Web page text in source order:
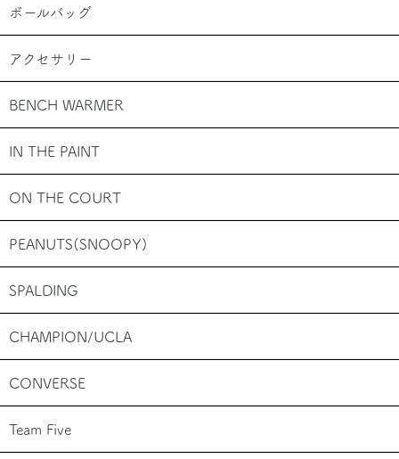
ボールバッグ
アクセサリー
BENCH WARMER
IN THE PAINT
ON THE COURT
PEANUTS(SNOOPY)
SPALDING
CHAMPION/UCLA
CONVERSE
Team Five